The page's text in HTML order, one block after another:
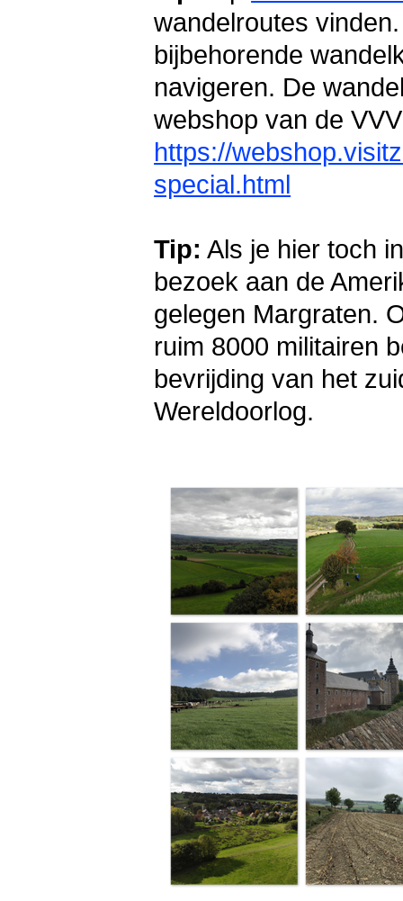
wandelroutes
bijbehorende
navigeren. De
webshop van de
https://
special.html
Tip: Als je hier toch
bezoek aan de
gelegen Margraten.
ruim 8000 militairen
bevrijding van het
Wereldoorlog.